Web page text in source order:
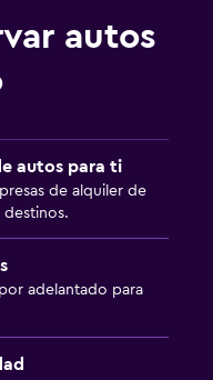
autos
autos para ti
de alquiler de
adelantado para